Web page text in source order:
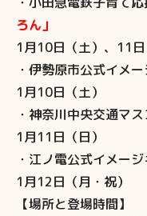
ろん」
1月10日（土）、11
・伊勢原市公式イメ
1月10日（土）
・神奈川中央交通マ
1月11日（日）
・江ノ電公式イメー
1月12日（月・祝）
【場所と登場時間】